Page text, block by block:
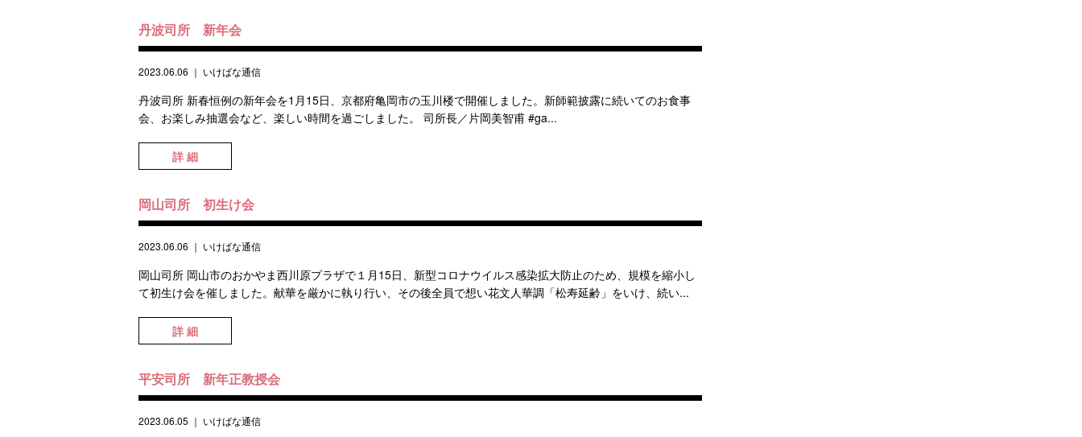
丹波司所 新年会
2023.06.06 ｜ いけばな通信
丹波司所 新春恒例の新年会を1月15日、京都府亀岡市の玉川楼で開催しました。新師範披露に続いてのお食事
会、お楽しみ抽選会など、楽しい時間を過ごしました。 司所長／片岡美智甫 #ga...
詳 細
岡山司所 初生け会
2023.06.06 ｜ いけばな通信
岡山司所 岡山市のおかやま西川原プラザで１月15日、新型コロナウイルス感染拡大防止のため、規模を縮小し
て初生け会を催しました。献華を厳かに執り行い、その後全員で想い花文人華調「松寿延齢」をいけ、続い...
詳 細
平安司所 新年正教授会
2023.06.05 ｜ いけばな通信